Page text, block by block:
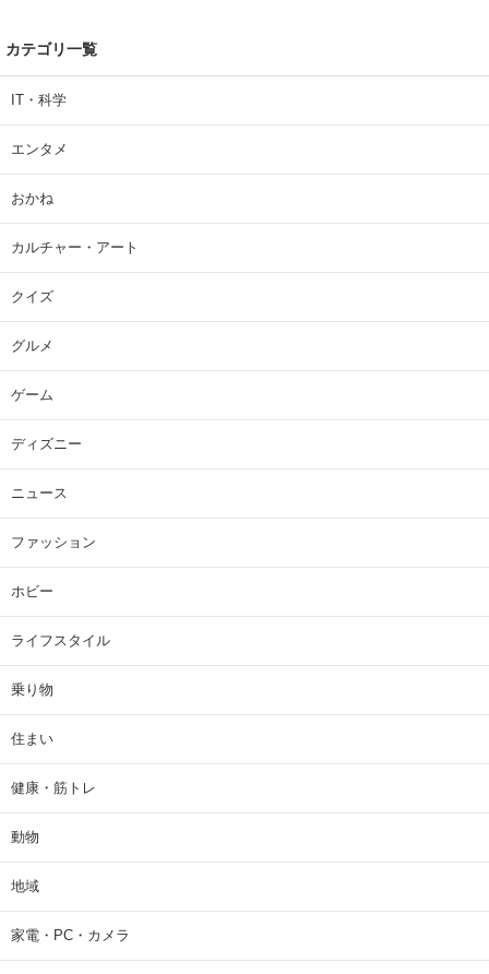
カテゴリ一覧
IT・科学
エンタメ
おかね
カルチャー・アート
クイズ
グルメ
ゲーム
ディズニー
ニュース
ファッション
ホビー
ライフスタイル
乗り物
住まい
健康・筋トレ
動物
地域
家電・PC・カメラ